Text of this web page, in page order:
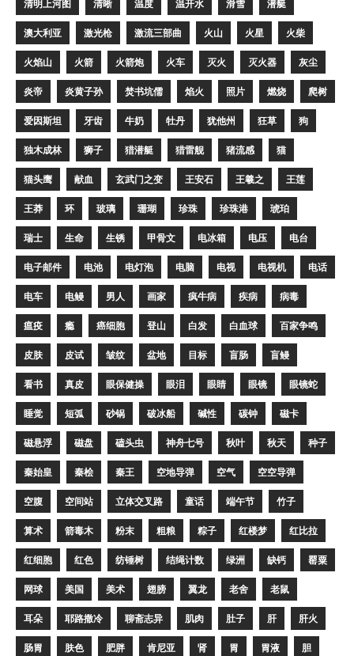
清明上河图 清晰 温度 温开水 滑雪 潜艇
澳大利亚 激光枪 激流三部曲 火山 火星 火柴
火焰山 火箭 火箭炮 火车 灭火 灭火器 灰尘
炎帝 炎黄子孙 焚书坑儒 焰火 照片 燃烧 爬树
爱因斯坦 牙齿 牛奶 牡丹 犹他州 狂草 狗
独木成林 狮子 猎潜艇 猎雷舰 猪流感 猫
猫头鹰 献血 玄武门之变 王安石 王羲之 王莲
王莽 环 玻璃 珊瑚 珍珠 珍珠港 琥珀
瑞士 生命 生锈 甲骨文 电冰箱 电压 电台
电子邮件 电池 电灯泡 电脑 电视 电视机 电话
电车 电鳗 男人 画家 疯牛病 疾病 病毒
瘟疫 瘾 癌细胞 登山 白发 白血球 百家争鸣
皮肤 皮试 皱纹 盆地 目标 盲肠 盲鳗
看书 真皮 眼保健操 眼泪 眼睛 眼镜 眼镜蛇
睡觉 短弧 砂锅 破冰船 碱性 碳钟 磁卡
磁悬浮 磁盘 磕头虫 神舟七号 秋叶 秋天 种子
秦始皇 秦桧 秦王 空地导弹 空气 空空导弹
空腹 空间站 立体交叉路 童话 端午节 竹子
算术 箭毒木 粉末 粗粮 粽子 红楼梦 红比拉
红细胞 红色 纺锤树 结绳计数 绿洲 缺钙 罂粟
网球 美国 美术 翅膀 翼龙 老舍 老鼠
耳朵 耶路撒冷 聊斋志异 肌肉 肚子 肝 肝火
肠胃 肤色 肥胖 肯尼亚 肾 胃 胃液 胆